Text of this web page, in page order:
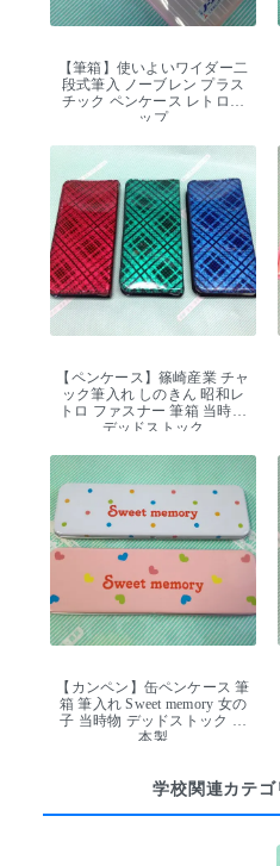
【筆箱】使いよいワイダー二
段式筆入 ノーブレン プラス
チック ペンケース レトロポ
ップ
【ペンケース】篠崎産業 チャ
ック筆入れ しのきん 昭和レ
トロ ファスナー 筆箱 当時物
デッドストック
【カンペン】缶ペンケース 筆
箱 筆入れ Sweet memory 女の
子 当時物 デッドストック 日
本製
学校関連カテ